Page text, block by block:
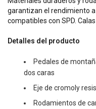
garantizan el rendimiento
compatibles con SPD.
Detalles del producto
Pedales de
dos caras
Eje de cromoly
Rodamientos de